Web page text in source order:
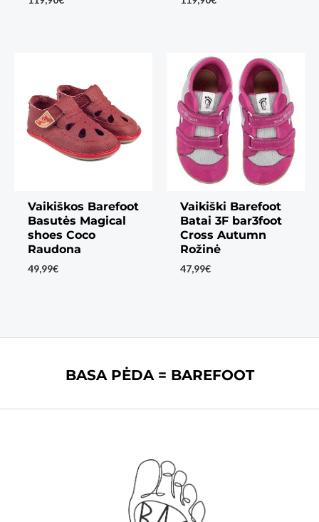
Vaikiškos Barefoot
Basutės Magical
shoes Coco
Raudona
49,99€
Vaikiški Barefoot
Batai 3F bar3foot
Cross Autumn
Rožinė
47,99€
BASA PĖDA = BAREFOOT